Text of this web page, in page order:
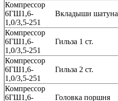
Компрессор
6ГШ1,6-
1,0/3,5-251
Вкладыши шатуна
Компрессор
6ГШ1,6-
1,0/3,5-251
Гильза 1 ст.
Компрессор
6ГШ1,6-
1,0/3,5-251
Гильза 2 ст.
Компрессор
6ГШ1,6-
Головка поршня